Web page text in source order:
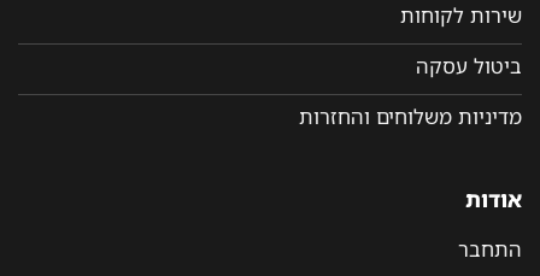
שירות לקוחות
ביטול עסקה
מדיניות משלוחים והחזרות
אודות
התחבר